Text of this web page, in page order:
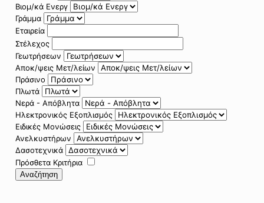
Βιομ/κά Ενεργ
Γράμμα
Εταιρεία
Στέλεχος
Γεωτρήσεων
Αποκ/ψεις Μετ/λείων
Πράσινο
Πλωτά
Νερά - Απόβλητα
Ηλεκτρονικός Εξοπλισμός
Ειδικές Μονώσεις
Ανελκυστήρων
Δασοτεχνικά
Πρόσθετα Κριτήρια
Αναζήτηση